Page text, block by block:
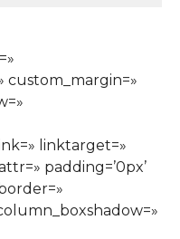
custom_margin=»
linktarget=»
padding=’0px’